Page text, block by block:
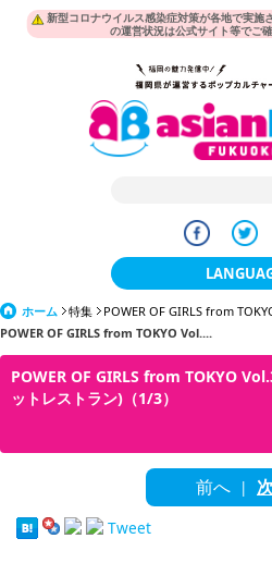
新型コロナウイルス感染症対策が各地で実施
の運営状況は公式サイト等でご確
日本語
한국어
English
ホーム 特集
POWER OF GIRLS from
POWER OF GIRLS from TOKYO Vol....
POWER OF GIRLS from TOKYO
ットレストラン)（1/3）
前へ |
Tweet